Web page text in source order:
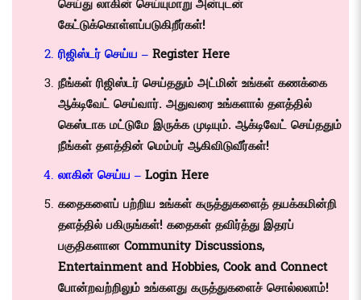
கேட்டுக்கொள்ளப்படுகிறீர்கள்!
ரிஜிஸ்டர் செய்ய –Register Here
நீங்கள் ரிஜிஸ்டர் செய்ததும் அட்மின் உங்கள் கணக்கை
ஆக்டிவேட் செய்வார். அதுவரை உங்களால் தளத்தில்
கெஸ்டாக மட்டுமே இருக்க முடியும். ஆக்டிவேட் செய்ததும்
நீங்கள் தளத்தின் மெம்பர் ஆகிவிடுவீர்கள்!
லாகின் செய்ய –Login Here
கதைகளைப் பற்றிய உங்கள் கருத்துகளைத் தயக்கமின்றி
தளத்தில் பகிருங்கள்! கதைகள் தவிர்த்து இதரப்
பகுதிகளானCommunity Discussions,
Entertainment and Hobbies,Cook and Connect
போன்றவற்றிலும் உங்களது கருத்துகளைச் சொல்லலாம்!